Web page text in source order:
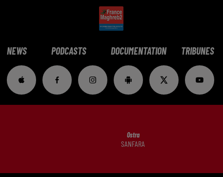
NEWS PODCASTS DOCUMENTATION TRIBUNES
Ostra
SANFARA